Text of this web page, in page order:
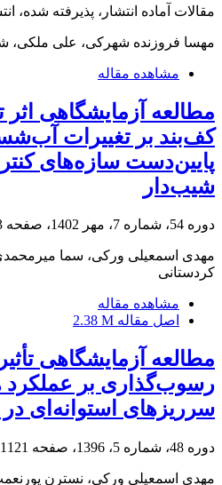
مقالات آماده انتشار، پذیرفته شده،
مهسا فروزنده شهرکی، علی ملکی،
مشاهده مقاله
مطالعه آزمایشگاهی اثر
کف‌بند بر تغییرات
پایین‌دست سازه‌های
شیب‌دار
دوره 54، شماره 7، مهر 1402، صفحه
مهدی اسمعیلی ورکی، سما
کردستانی
مشاهده مقاله
اصل مقاله 2.38 M
مطالعه آزمایشگاهی
رسوب‌گذاری بر عملکرد
سرریز‌های استوانه‌ای
دوره 48، شماره 5، 1396، صفحه 1121-1132
مهدی اسمعیلی ورکی، نسترن